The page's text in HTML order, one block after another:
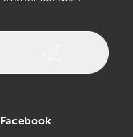
Facebook